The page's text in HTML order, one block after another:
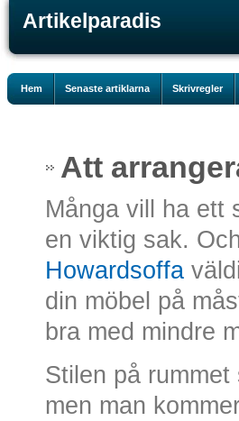
Artikelparadis
Hem Senaste artiklarna Skrivregler
Att
Många vill ha ett
en viktig sak.
Howardsoffa
din möbel på
bra med mindre
Stilen på
men man